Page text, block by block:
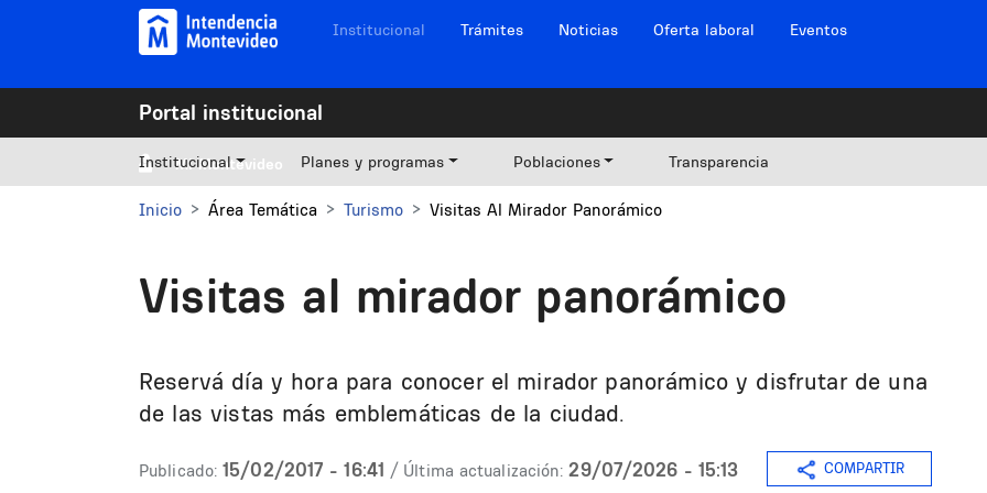
Pasar al contenido principal Navegación sitios
Institucional Trámites Noticias Oferta laboral Eventos
Portal institucional
Mi Montevideo
Institucional Planes y programas Poblaciones Transparencia
Inicio Área Temática Turismo Visitas Al Mirador Panorámico
Visitas al mirador panorámico
Reservá día y hora para conocer el mirador panorámico y disfrutar de una
de las vistas más emblemáticas de la ciudad.
Publicado: 15/02/2017 - 16:41 / Última actualización: 29/07/2026 - 15:13 COMPARTIR